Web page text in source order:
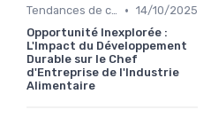
Tendances de consommation • 14/10/2025
Opportunité Inexplorée :
L'Impact du Développement
Durable sur le Chef
d'Entreprise de l'Industrie
Alimentaire